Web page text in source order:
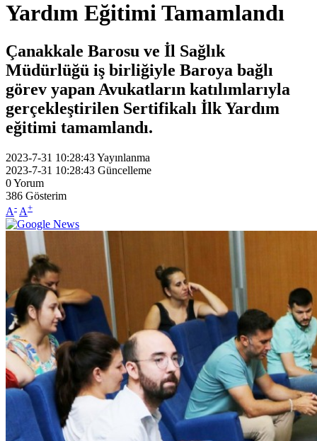
Yardım Eğitimi Tamamlandı
Çanakkale Barosu ve İl Sağlık
Müdürlüğü iş birliğiyle Baroya bağlı
görev yapan Avukatların katılımlarıyla
gerçekleştirilen Sertifikalı İlk Yardım
eğitimi tamamlandı.
2023-7-31 10:28:43Yayınlanma
2023-7-31 10:28:43 Güncelleme
0Yorum
386 Gösterim
A- A+